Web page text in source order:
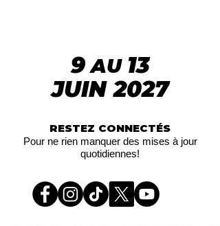
​JUIN 2027
9 AU 13
RESTEZ CONNECTÉS
Pour ne rien manquer des mises à jour
quotidiennes!